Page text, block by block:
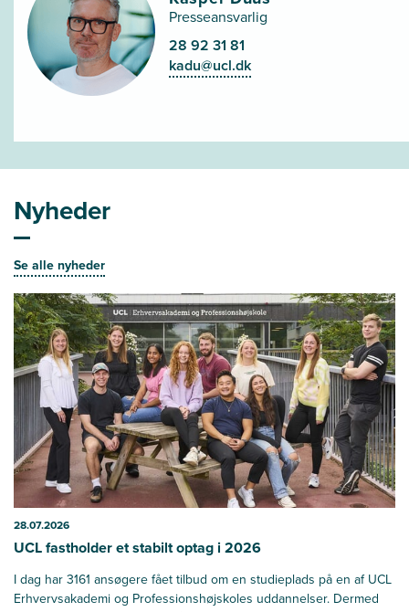
Presseansvarlig
28 92 31 81
kadu@ucl.dk
Nyheder
Se alle nyheder
28.07.2026
UCL fastholder et stabilt optag i 2026
I dag har 3161 ansøgere fået tilbud om en studieplads på en af UCL
Erhvervsakademi og Professionshøjskoles uddannelser. Dermed